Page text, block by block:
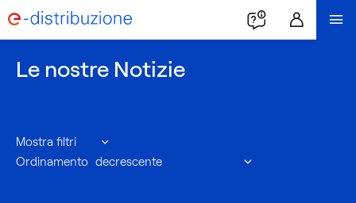
Le nostre Notizie
Mostra filtri
Ordinamento